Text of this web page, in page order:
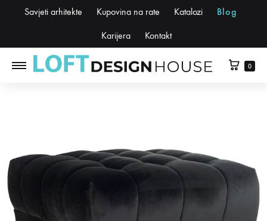
Savjeti arhitekte Kupovina na rate Katalozi Blog
Karijera Kontakt
0